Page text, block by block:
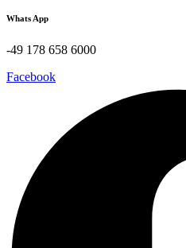
Whats App
-49 178 658 6000
Facebook